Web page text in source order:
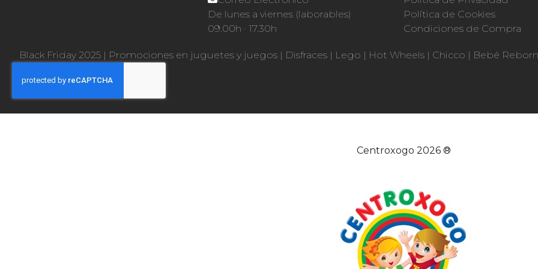
De lunes a viernes (laborables)
09.00h · 17.30h
Política de Cookies
Condiciones de Compra
Black Friday 2025 | Promociones en juguetes y juegos | Disfraces | Lego | Hot Wheels | Chicco | Bebé Reborn
Centroxogo 2026 ®